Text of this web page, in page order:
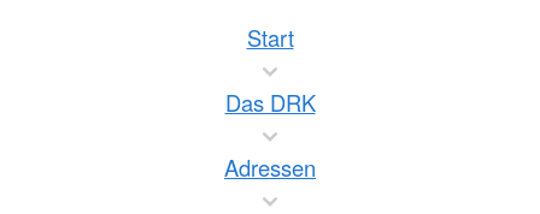
Start
Das DRK
Adressen